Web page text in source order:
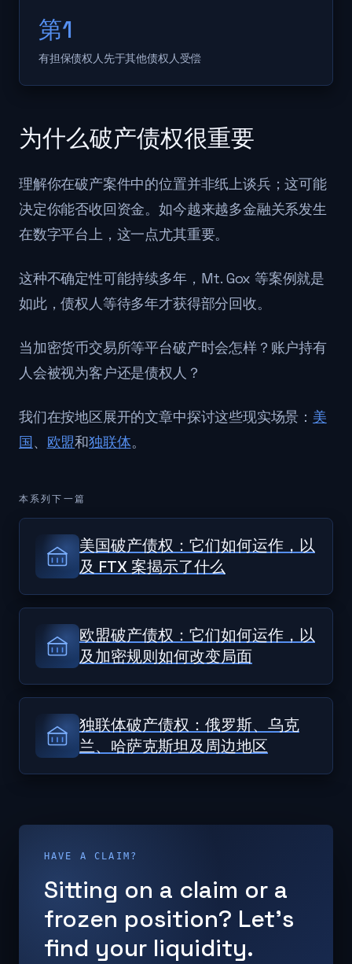
第1
有担保债权人先于其他债权人受偿
为什么破产债权很重要
理解你在破产案件中的位置并非纸上谈兵；这可能
决定你能否收回资金。如今越来越多金融关系发生
在数字平台上，这一点尤其重要。
这种不确定性可能持续多年，Mt. Gox 等案例就是
如此，债权人等待多年才获得部分回收。
当加密货币交易所等平台破产时会怎样？账户持有
人会被视为客户还是债权人？
我们在按地区展开的文章中探讨这些现实场景： 美
国、 欧盟和独联体。
本系列下一篇
美国破产债权：它们如何运作，以
及 FTX 案揭示了什么
欧盟破产债权：它们如何运作，以
及加密规则如何改变局面
独联体破产债权：俄罗斯、乌克
兰、哈萨克斯坦及周边地区
HAVE A CLAIM?
Sitting on a claim or a
frozen position? Let's
find your liquidity.